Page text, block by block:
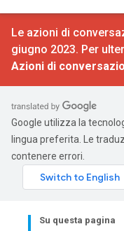
Le azioni di
giugno 2023. Per
Azioni di
Google utilizza la
lingua preferita. Le
contenere errori.
Su questa pagina